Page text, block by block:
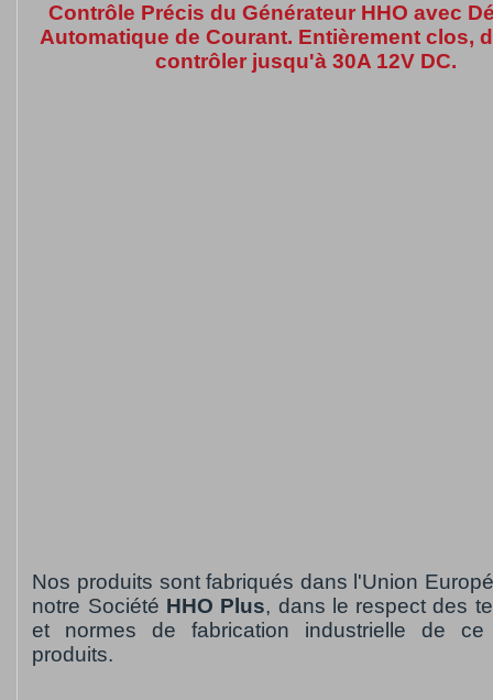
Contrôle Précis du Générateur HHO avec
Automatique de Courant. Entièrement clos,
contrôler jusqu'à 30A 12V DC.
Nos produits sont fabriqués dans l'Union
notre Société HHO Plus, dans le respect des
et normes de fabrication industrielle de
produits.